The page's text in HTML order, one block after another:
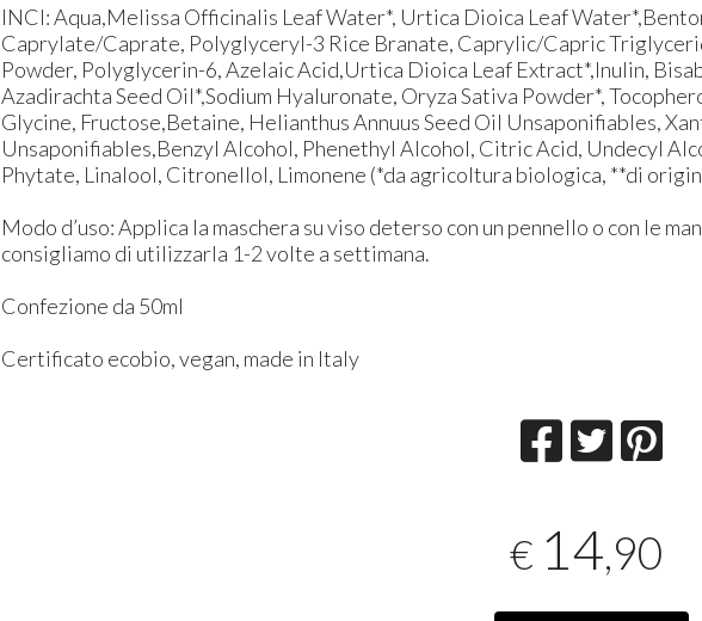
INCI: ​​​​​Aqua,Melissa Officinalis Leaf Water*, Urtica Dioica Leaf
Caprylate/Caprate, Polyglyceryl-3 Rice Branate, Caprylic/Capric
Powder, Polyglycerin-6, Azelaic Acid,Urtica Dioica Leaf Extract*,Inulin,
Azadirachta Seed Oil*,Sodium Hyaluronate, Oryza Sativa Powder*,
Glycine, Fructose,Betaine, Helianthus Annuus Seed Oil Unsaponifiables,
Unsaponifiables,Benzyl Alcohol, Phenethyl Alcohol, Citric Acid, Undecyl
Phytate, Linalool, Citronellol, Limonene (*da agricoltura biologica, **di
Modo d’uso: Applica la maschera su viso deterso con un pennello o con le
consigliamo di utilizzarla 1-2 volte a settimana.
Confezione da 50ml
Certificato ecobio, vegan, made in Italy
€ 14,90